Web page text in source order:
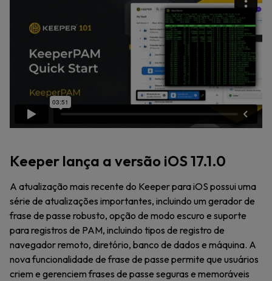
Keeper lança a versão iOS 17.1.0
A atualização mais recente do Keeper para iOS possui uma
série de atualizações importantes, incluindo um gerador de
frase de passe robusto, opção de modo escuro e suporte
para registros de PAM, incluindo tipos de registro de
navegador remoto, diretório, banco de dados e máquina. A
nova funcionalidade de frase de passe permite que usuários
criem e gerenciem frases de passe seguras e memoráveis